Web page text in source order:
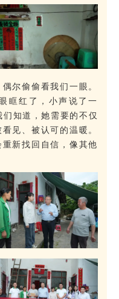
尔偷偷看我们一眼。
眶红了，小声说了一
知道，她需要的不仅
见、被认可的温暖。
新找回自信，像其他